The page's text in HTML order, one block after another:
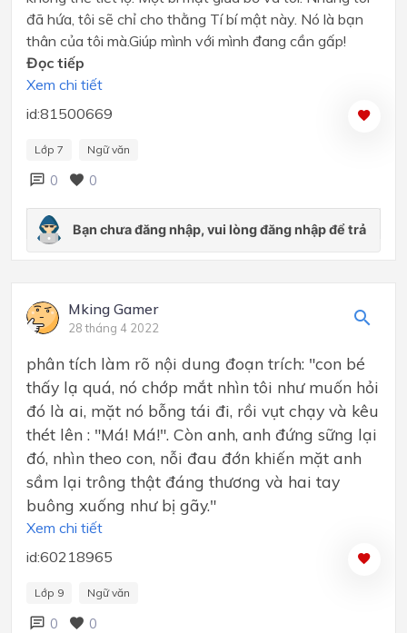
đã hứa, tôi sẽ chỉ cho thằng Tí bí mật này. Nó là bạn
thân của tôi mà.Giúp mình với mình đang cần gấp!
Đọc tiếp
Xem chi tiết
id:81500669
Lớp 7 Ngữ văn
0 0
Mking Gamer
28 tháng 4 2022
phân tích làm rõ nội dung đoạn trích: "con bé
thấy lạ quá, nó chớp mắt nhìn tôi như muốn hỏi
đó là ai, mặt nó bỗng tái đi, rồi vụt chạy và kêu
thét lên : "Má! Má!". Còn anh, anh đứng sững lại
đó, nhìn theo con, nỗi đau đớn khiến mặt anh
sầm lại trông thật đáng thương và hai tay
buông xuống như bị gãy."
Xem chi tiết
id:60218965
Lớp 9 Ngữ văn
0 0